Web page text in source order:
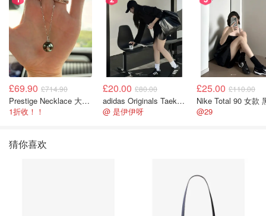
£69.90 £714.90
Prestige Necklace 大溪地珍珠项链 10-11mm
1折收！！
£20.00 £80.00
adidas Originals Taekwondo 女款黑色运动鞋
@ 是伊伊呀
£25.00 £110.00
Nike Total 90 女款
@29
猜你喜欢